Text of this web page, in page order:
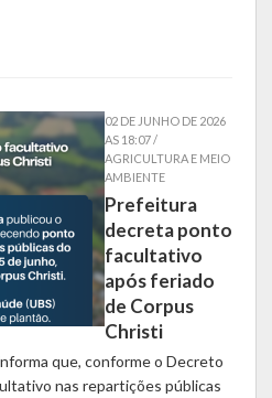
02 DE JUNHO DE 2026
AS 18:07 /
AGRICULTURA E MEIO
AMBIENTE
Prefeitura
decreta ponto
facultativo
após feriado
de Corpus
Christi
que, conforme o Decreto
nas repartições públicas